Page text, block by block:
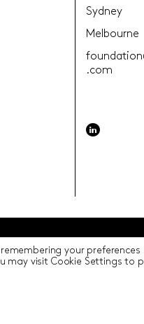
Sydney
Melbourne
.com
your
may visit Cookie Settings to